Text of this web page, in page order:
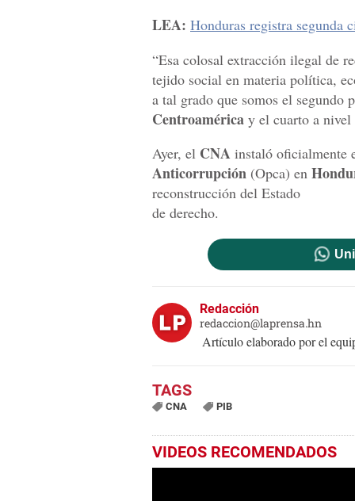
LEA: Honduras registra segunda
“Esa colosal extracción ilegal de
tejido social en materia política,
a tal grado que somos el segundo
Centroamérica y el cuarto a nivel
Ayer, el CNA instaló oficialmente
Anticorrupción (Opca) en
reconstrucción del Estado
de derecho.
Redacción
redaccion@laprensa.hn
Artículo elaborado por el
CNA PIB
VIDEOS RECOMENDADOS